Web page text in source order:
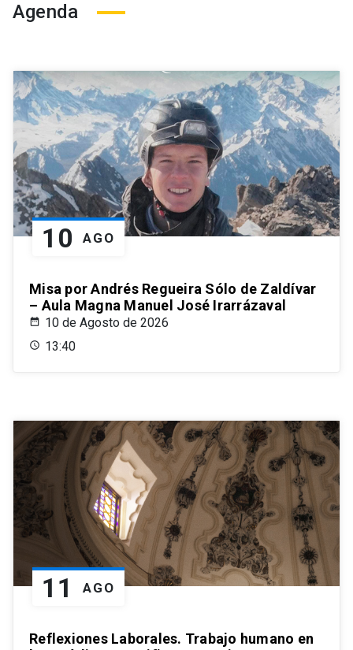
Agenda
10 AGO
Misa por Andrés Regueira Sólo de Zaldívar
– Aula Magna Manuel José Irarrázaval
10 de Agosto de 2026
13:40
11 AGO
Reflexiones Laborales. Trabajo humano en